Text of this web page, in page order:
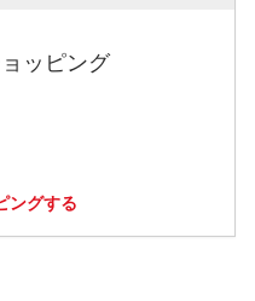
ッピング
ングする